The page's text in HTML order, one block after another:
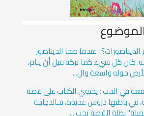
: عندما صحا الديناصور
كان كل شيء كما تركه قبل أن ينام،
حوله واسعة وال...
في الحب : يحتوي الكتاب على قصة
في باطنها دروس عديدة، فـالدجاجة
بطلة القصة تحب ...